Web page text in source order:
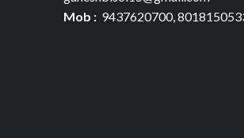
Mob :9437620700,